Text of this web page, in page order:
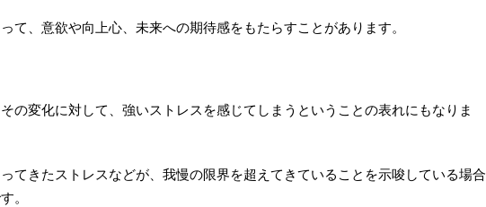
て、意欲や向上心、未来への期待感をもたらすことがあります。
の変化に対して、強いストレスを感じてしまうということの表れにもなりま
てきたストレスなどが、我慢の限界を超えてきていることを示唆している場合
。